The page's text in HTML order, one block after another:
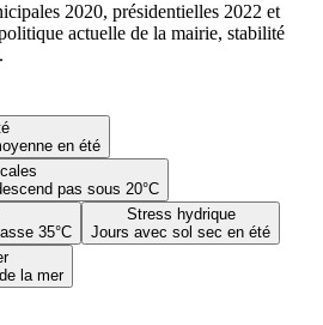
en été
pas sous 20°C
35°C
Stress hydrique
Jours avec sol sec en été
la mer
2020, présidentielles 2022 et
actuelle de la mairie, stabilité